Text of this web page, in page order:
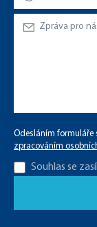
Odesláním formuláře
zpracováním
Souhlas se